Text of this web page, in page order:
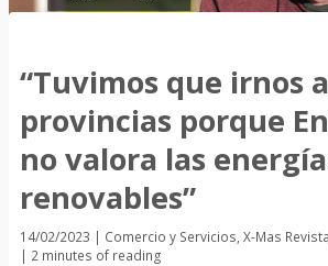
“Tuvimos que irnos
provincias porque
no valora las
renovables”
14/02/2023 | Comercio y Servicios,X-Mas Revista
| 2 minutes of reading